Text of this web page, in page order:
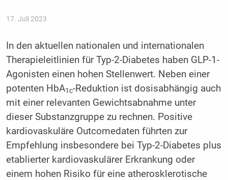
17. Juli 2023
In den aktuellen nationalen und internationalen
Therapieleitlinien für Typ-2-Diabetes haben GLP-1-
Agonisten einen hohen Stellenwert. Neben einer
potenten HbA1c-Reduktion ist dosisabhängig auch
mit einer relevanten Gewichtsabnahme unter
dieser Substanzgruppe zu rechnen. Positive
kardiovaskuläre Outcomedaten führten zur
Empfehlung insbesondere bei Typ-2-Diabetes plus
etablierter kardiovaskulärer Erkrankung oder
einem hohen Risiko für eine atherosklerotische